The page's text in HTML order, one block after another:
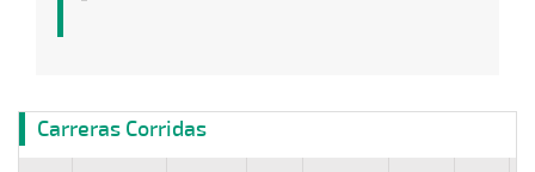
Carreras Corridas